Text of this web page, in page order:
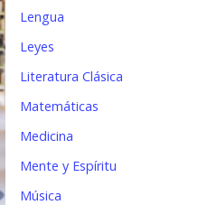
Lengua
Leyes
Literatura Clásica
Matemáticas
Medicina
Mente y Espíritu
Música